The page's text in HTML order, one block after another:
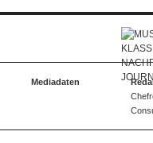
Mediadaten